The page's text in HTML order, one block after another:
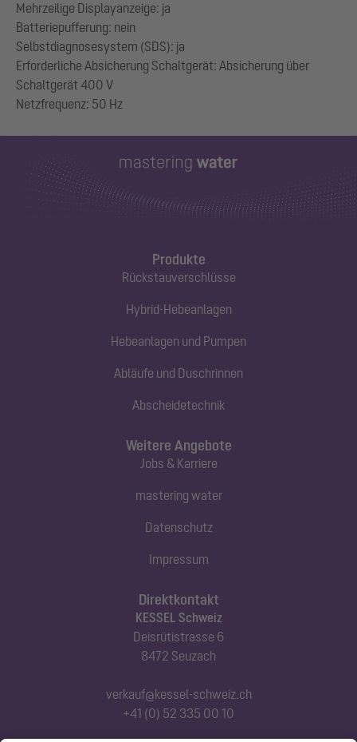
Mehrzeilige Displayanzeige: ja
Batteriepufferung: nein
Selbstdiagnosesystem (SDS): ja
Erforderliche Absicherung Schaltgerät: Absicherung über
Schaltgerät 400 V
Produkte
Rückstauverschlüsse
Hybrid-Hebeanlagen
Hebeanlagen und Pumpen
Abläufe und Duschrinnen
Abscheidetechnik
Direktkontakt
KESSEL Schweiz
Deisrütistrasse 6
8472 Seuzach
verkauf@kessel-schweiz.ch
+41 (0) 52 335 00 10
Weitere Angebote
Jobs & Karriere
mastering water
Datenschutz
Impressum